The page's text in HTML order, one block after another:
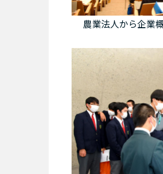
農業法人から企業